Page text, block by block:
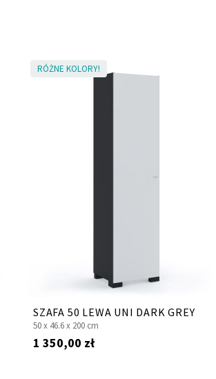
RÓŻNE KOLORY!
SZAFA 50 LEWA UNI DARK GREY
50 x 46.6 x 200 cm
1 350,00 zł